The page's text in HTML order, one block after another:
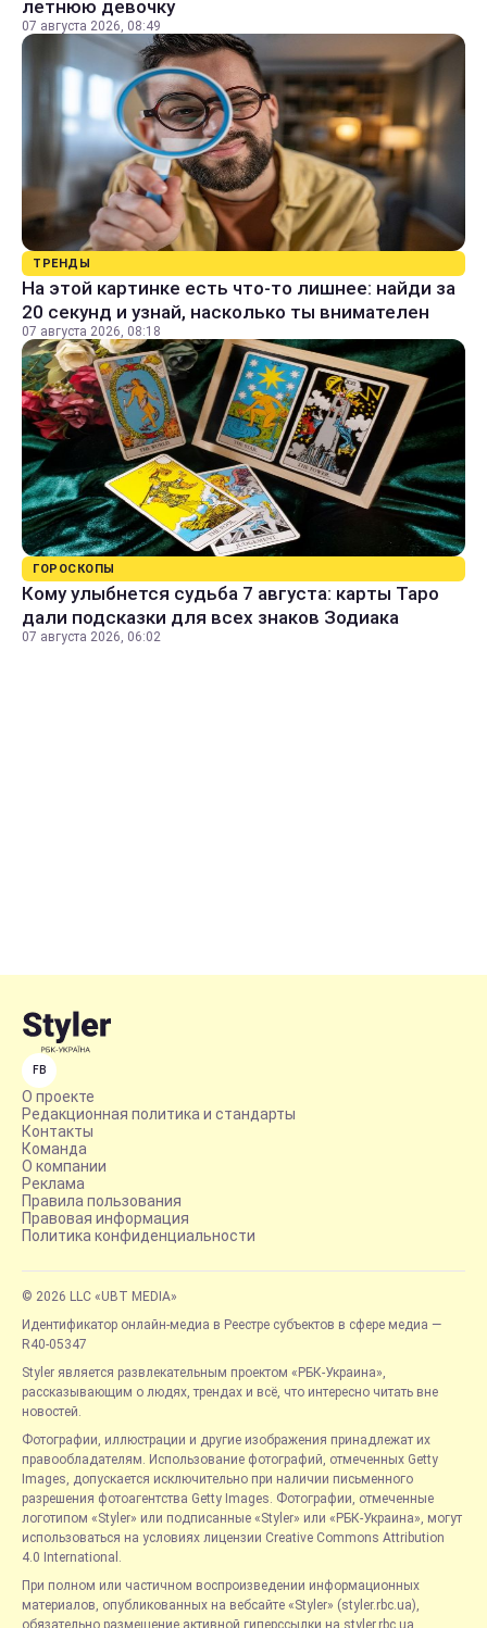
летнюю девочку
07 августа 2026, 08:49
ТРЕНДЫ
На этой картинке есть что-то лишнее: найди за
20 секунд и узнай, насколько ты внимателен
07 августа 2026, 08:18
ГОРОСКОПЫ
Кому улыбнется судьба 7 августа: карты Таро
дали подсказки для всех знаков Зодиака
07 августа 2026, 06:02
FB
О проекте
Редакционная политика и стандарты
Контакты
Команда
О компании
Реклама
Правила пользования
Правовая информация
Политика конфиденциальности
© 2026 LLC «UBT MEDIA»
Идентификатор онлайн-медиа в Реестре субъектов в сфере медиа —
R40-05347
Styler является развлекательным проектом «РБК-Украина»,
рассказывающим о людях, трендах и всё, что интересно читать вне
новостей.
Фотографии, иллюстрации и другие изображения принадлежат их
правообладателям. Использование фотографий, отмеченных Getty
Images, допускается исключительно при наличии письменного
разрешения фотоагентства Getty Images. Фотографии, отмеченные
логотипом «Styler» или подписанные «Styler» или «РБК-Украина», могут
использоваться на условиях лицензии Creative Commons Attribution
4.0 International.
При полном или частичном воспроизведении информационных
материалов, опубликованных на вебсайте «Styler» (styler.rbc.ua),
обязательно размещение активной гиперссылки на styler.rbc.ua,